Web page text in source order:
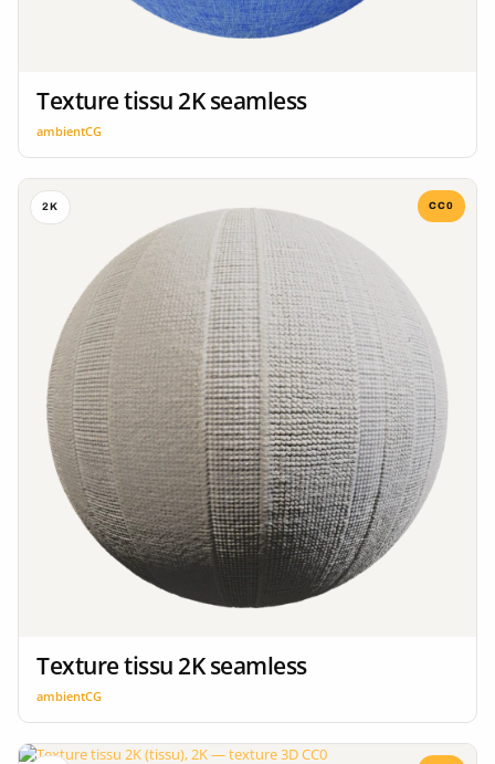
Texture tissu 2K seamless
ambientCG
2K CC0
Texture tissu 2K seamless
ambientCG